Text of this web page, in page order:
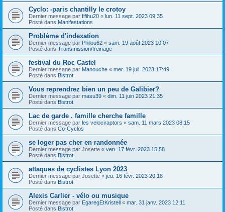
Cyclo: -paris chantilly le crotoy
Dernier message par fifihu20 « lun. 11 sept. 2023 09:35
Posté dans Manifestations
Problème d'indexation
Dernier message par Philou62 « sam. 19 août 2023 10:07
Posté dans Transmission/freinage
festival du Roc Castel
Dernier message par Manouche « mer. 19 juil. 2023 17:49
Posté dans Bistrot
Vous reprendrez bien un peu de Galibier?
Dernier message par masu39 « dim. 11 juin 2023 21:35
Posté dans Bistrot
Lac de garde . famille cherche famille
Dernier message par les velociraptors « sam. 11 mars 2023 08:15
Posté dans Co-Cyclos
se loger pas cher en randonnée
Dernier message par Josette « ven. 17 févr. 2023 15:58
Posté dans Bistrot
attaques de cyclistes Lyon 2023
Dernier message par Josette « jeu. 16 févr. 2023 20:18
Posté dans Bistrot
Alexis Carlier - vélo ou musique
Dernier message par EgaregEtKristell « mar. 31 janv. 2023 12:11
Posté dans Bistrot